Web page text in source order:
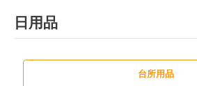
日用品
台所用品